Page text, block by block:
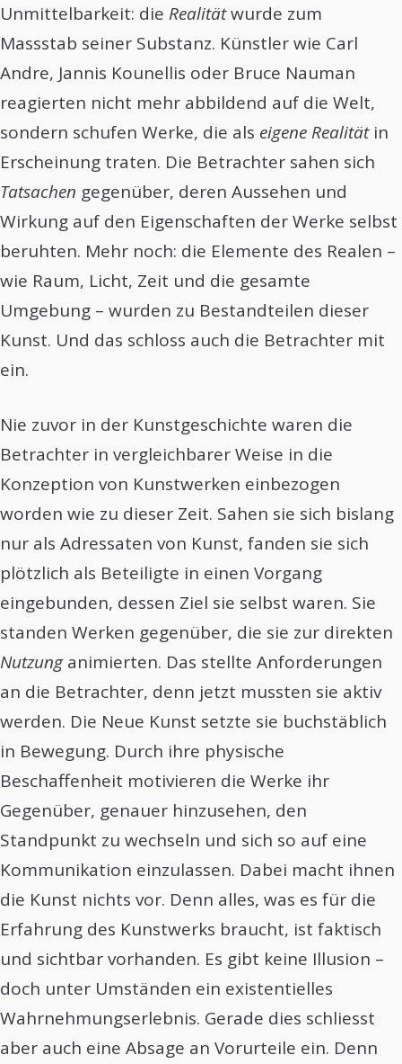
Unmittelbarkeit: die Realitätwurde zum
Massstab seiner Substanz. Künstler wie Carl
Andre, Jannis Kounellis oder Bruce Nauman
reagierten nicht mehr abbildend auf die Welt,
sondern schufen Werke, die als eigene Realitätin
Erscheinung traten. Die Betrachter sahen sich
Tatsachen gegenüber, deren Aussehen und
Wirkung auf den Eigenschaften der Werke selbst
beruhten. Mehr noch: die Elemente des Realen –
wie Raum, Licht, Zeit und die gesamte
Umgebung – wurden zu Bestandteilen dieser
Kunst. Und das schloss auch die Betrachter mit
ein.
Nie zuvor in der Kunstgeschichte waren die
Betrachter in vergleichbarer Weise in die
Konzeption von Kunstwerken einbezogen
worden wie zu dieser Zeit. Sahen sie sich bislang
nur als Adressaten von Kunst, fanden sie sich
plötzlich als Beteiligte in einen Vorgang
eingebunden, dessen Ziel sie selbst waren. Sie
standen Werken gegenüber, die sie zur direkten
Nutzunganimierten. Das stellte Anforderungen
an die Betrachter, denn jetzt mussten sie aktiv
werden. Die Neue Kunst setzte sie buchstäblich
in Bewegung. Durch ihre physische
Beschaffenheit motivieren die Werke ihr
Gegenüber, genauer hinzusehen, den
Standpunkt zu wechseln und sich so auf eine
Kommunikation einzulassen. Dabei macht ihnen
die Kunst nichts vor. Denn alles, was es für die
Erfahrung des Kunstwerks braucht, ist faktisch
und sichtbar vorhanden. Es gibt keine Illusion –
doch unter Umständen ein existentielles
Wahrnehmungserlebnis. Gerade dies schliesst
aber auch eine Absage an Vorurteile ein. Denn